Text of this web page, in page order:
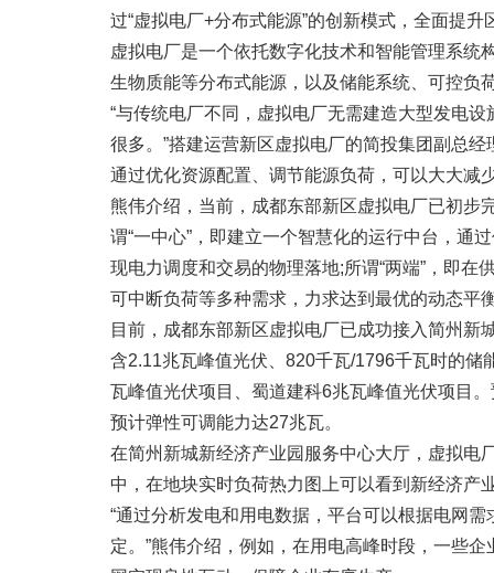
过“虚拟电厂+分布式能源”的创新模式，全面提
虚拟电厂是一个依托数字化技术和智能管理系
生物质能等分布式能源，以及储能系统、可控负
“与传统电厂不同，虚拟电厂无需建造大型发电
很多。”搭建运营新区虚拟电厂的简投集团副总
通过优化资源配置、调节能源负荷，可以大大减
熊伟介绍，当前，成都东部新区虚拟电厂已初步
谓“一中心”，即建立一个智慧化的运行中台，通
现电力调度和交易的物理落地;所谓“两端”，即
可中断负荷等多种需求，力求达到最优的动态平
目前，成都东部新区虚拟电厂已成功接入简州
含2.11兆瓦峰值光伏、820千瓦/1796千瓦时的
瓦峰值光伏项目、蜀道建科6兆瓦峰值光伏项目
预计弹性可调能力达27兆瓦。
在简州新城新经济产业园服务中心大厅，虚拟电
中，在地块实时负荷热力图上可以看到新经济产
“通过分析发电和用电数据，平台可以根据电网
定。”熊伟介绍，例如，在用电高峰时段，一些